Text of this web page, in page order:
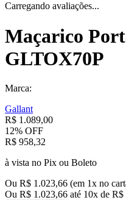
Carregando avaliações...
Maçarico
GLTOX70P
Marca:
Gallant
R$ 1 .089,00
12% OFF
R$ 958,32
à vista no Pix ou Boleto
Ou R$ 1 .023,66 (em 1x no
Ou R$ 1 .023,66 até 10x de R$